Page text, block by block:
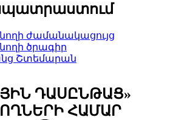
ժամանակացույց
ծրագիր
Շտեմարան
ԴԱՍԸՆԹԱՑ»
ՀԱՄԱՐ